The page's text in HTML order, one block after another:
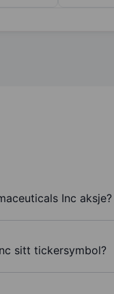
Inc aksje?
sitt tickersymbol?